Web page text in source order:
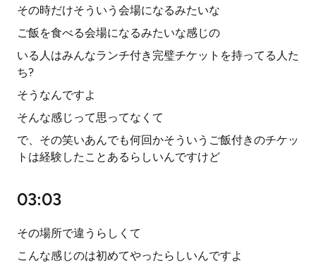
その時だけそういう会場になるみたいな
ご飯を食べる会場になるみたいな感じの
いる人はみんなランチ付き完璧チケットを持ってる人た
ち?
そうなんですよ
そんな感じって思ってなくて
で、その笑いあんでも何回かそういうご飯付きのチケッ
トは経験したことあるらしいんですけど
03:03
その場所で違うらしくて
こんな感じのは初めてやったらしいんですよ